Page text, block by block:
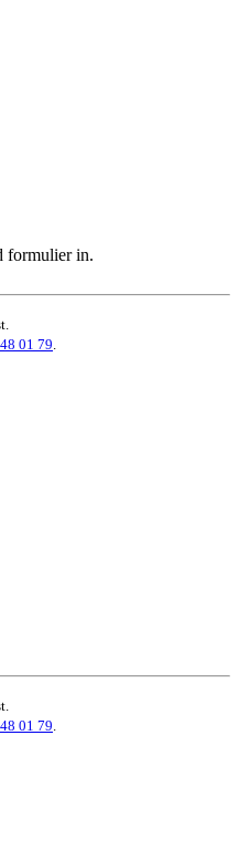
formulier in.
01 79
01 79.